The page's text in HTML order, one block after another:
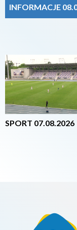
INFORMACJE
2026-08-07
SPORT 07.08.2026